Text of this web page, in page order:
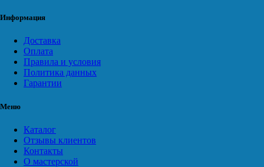
Информация
Доставка
Оплата
Правила и условия
Политика данных
Гарантии
Меню
Каталог
Отзывы клиентов
Контакты
О мастерской